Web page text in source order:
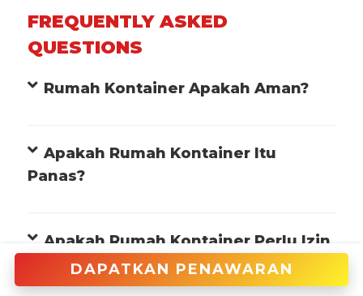
DAPATKAN PENAWARAN
FREQUENTLY ASKED
QUESTIONS
Rumah Kontainer Apakah Aman?
Apakah Rumah Kontainer Itu
Panas?
Apakah Rumah Kontainer Perlu Izin